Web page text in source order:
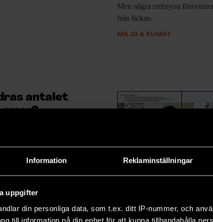
Information Reklaminställningar
uppgifter
din personliga data, som t.ex. ditt IP-nummer, och
till information på din enhet för att kunna tillhandahålla
Men några embryon
från fickan.
MILJÖ & KLIMAT
antalet
De barnlösas
förkämpe